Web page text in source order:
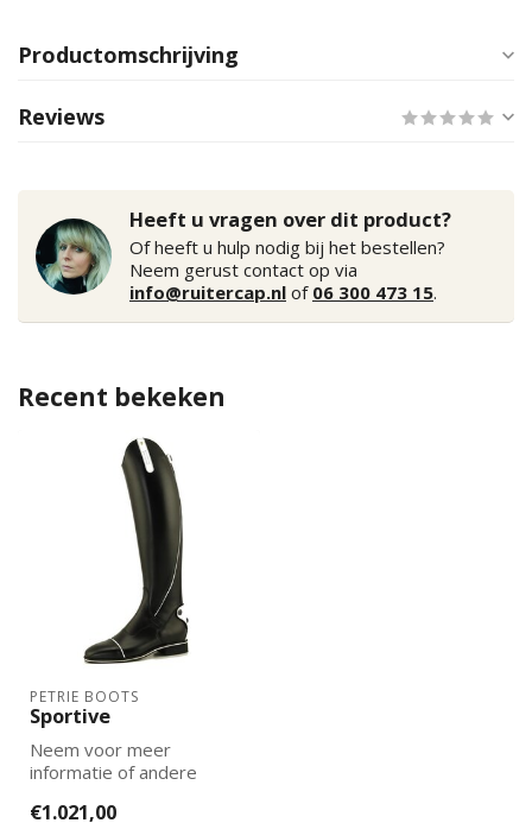
Productomschrijving
Reviews
Heeft u vragen over dit product?
Of heeft u hulp nodig bij het bestellen?
Neem gerust contact op via
info@ruitercap.nl of 06 300 473 15.
Recent bekeken
PETRIE BOOTS
Sportive
Neem voor meer
informatie of andere
contact met ons op!
€1.021,00